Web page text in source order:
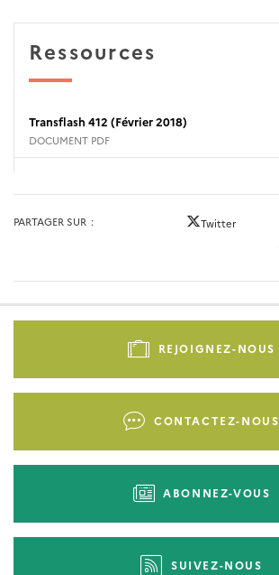
Ressources
Transflash 412 (Février 2018)
DOCUMENT PDF
PARTAGER SUR Twitter
Pied
-
REJOIGNEZ-NOUS
CONTACTEZ-NOUS
ABONNEZ-VOUS
SUIVEZ-NOUS